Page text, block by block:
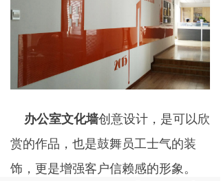
办公室文化墙创意设计，是可以欣
赏的作品，也是鼓舞员工士气的装
饰，更是增强客户信赖感的形象。